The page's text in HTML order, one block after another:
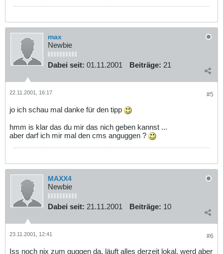
max
Newbie
Dabei seit: 01.11.2001 Beiträge: 21
#5
22.11.2001, 16:17
jo ich schau mal danke für den tipp
hmm is klar das du mir das nich geben kannst ...
aber darf ich mir mal den cms anguggen ?
MAXX4
Newbie
Dabei seit: 21.11.2001 Beiträge: 10
#6
23.11.2001, 12:41
Iss noch nix zum guggen da, läuft alles derzeit lokal, werd aber